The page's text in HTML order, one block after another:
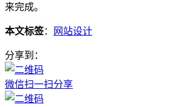
来完成。
本文标签： 网站设计
分享到：
微信扫一扫分享